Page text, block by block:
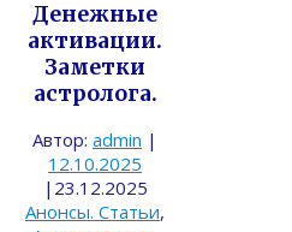
Денежные
активации.
Заметки
астролога.
Автор: admin |
12.10.2025
| 23.12.2025
Анонсы. Статьи,